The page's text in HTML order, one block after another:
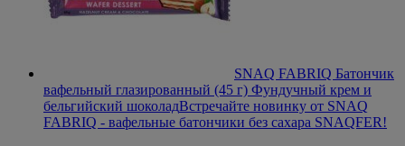
SNAQ FABRIQ Батончик
вафельный глазированный (45 г) Фундучный крем и
бельгийский шоколадВстречайте новинку от SNAQ
FABRIQ - вафельные батончики без сахара SNAQFER!